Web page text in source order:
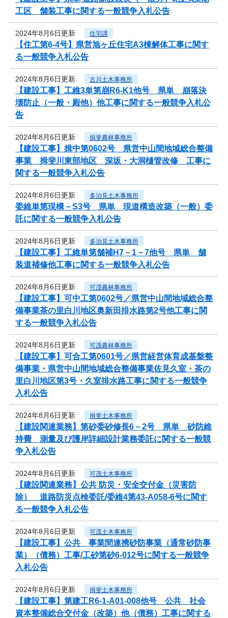
工区 舗装工事に関する一般競争入札公告
2024年8月6日更新 住宅課
【住工第6-4号】県営旭ヶ丘住宅A3棟解体工事に関す
る一般競争入札公告
2024年8月6日更新 古川土木事務所
【建設工事】工維3単第崩R6-K1他号 県単 崩落決
壊防止（一般・殿他）他工事に関する一般競争入札公
告
2024年8月6日更新 揖斐農林事務所
【建設工事】揖中第0602号 県営中山間地域総合整備
事業 揖斐川東部地区 深坂・大洞樋管改修 工事に
関する一般競争入札公告
2024年8月6日更新 多治見土木事務所
委維単第現構－S3号 県単 現道構造改築（一般）委
託に関する一般競争入札公告
2024年8月6日更新 多治見土木事務所
【建設工事】工維単第舗補H7－1－7他号 県単 舗
装道補修他工事に関する一般競争入札公告
2024年8月6日更新 可茂農林事務所
【建設工事】可中工第0602号／県営中山間地域総合整
備事業茶の里白川地区奥新田排水路第2号他工事に関
する一般競争入札公告
2024年8月6日更新 可茂農林事務所
【建設工事】可合工第0601号／県営経営体育成基盤整
備事業・県営中山間地域総合整備事業佐見久室・茶の
里白川地区第3号・久室排水路工事に関する一般競争
入札公告
2024年8月6日更新 揖斐土木事務所
【建設関連業務】第砂委砂修長6－2号 県単 砂防維
持費 測量及び護岸詳細設計業務委託に関する一般競
争入札公告
2024年8月6日更新 可茂土木事務所
【建設関連業務】公共 防災・安全交付金（災害防
除） 道路防災点検委託/委維4第43-A058-6号に関す
る一般競争入札公告
2024年8月6日更新 可茂土木事務所
【建設工事】公共 事業間連携砂防事業（通常砂防事
業）（債務）工事/工砂第砂6-012号に関する一般競争
入札公告
2024年8月6日更新 揖斐土木事務所
【建設工事】第建工R6-1-A01-008他号 公共 社会
資本整備総合交付金（改築）他（債務）工事に関する